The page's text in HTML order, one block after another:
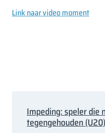
Link naar video moment
Impeding: speler die
tegengehouden (U20)